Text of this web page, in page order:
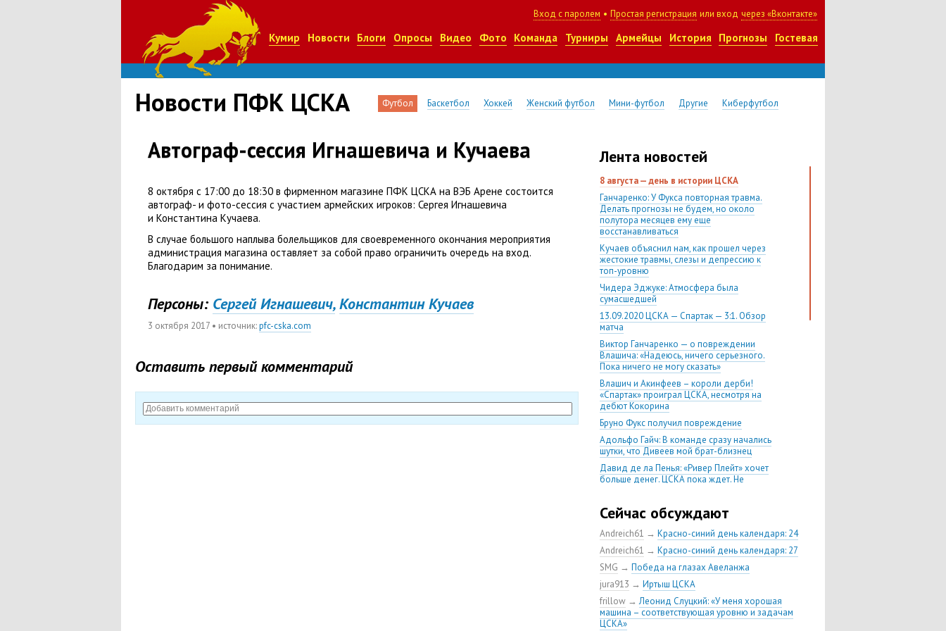
Вход с паролем • Простая регистрация или вход через «Вконтакте»
Кумир Новости Блоги Опросы Видео Фото Команда Турниры Армейцы История Прогнозы Гостевая
Новости ПФК ЦСКА Футбол Баскетбол Хоккей Женский футбол Мини-футбол Другие Киберфутбол
Автограф-сессия Игнашевича и Кучаева
8 октября с 17:00 до 18:30 в фирменном магазине ПФК ЦСКА на ВЭБ Арене состоится
автограф- и фото-сессия с участием армейских игроков: Сергея Игнашевича
и Константина Кучаева.
В случае большого наплыва болельщиков для своевременного окончания мероприятия
администрация магазина оставляет за собой право ограничить очередь на вход.
Благодарим за понимание.
Персоны: Сергей Игнашевич, Константин Кучаев
3 октября 2017 • источник:pfc-cska.com
Оставить первый комментарий
Лента новостей
8 августа — день в истории ЦСКА
Ганчаренко: У Фукса повторная травма.
Делать прогнозы не будем, но около
полутора месяцев ему еще
восстанавливаться
Кучаев объяснил нам, как прошел через
жестокие травмы, слезы и депрессию к
топ-уровню
Чидера Эджуке: Атмосфера была
сумасшедшей
13.09.2020 ЦСКА — Спартак — 3:1. Обзор
матча
Виктор Ганчаренко — о повреждении
Влашича: «Надеюсь, ничего серьезного.
Пока ничего не могу сказать»
Влашич и Акинфеев – короли дерби!
«Спартак» проиграл ЦСКА, несмотря на
дебют Кокорина
Бруно Фукс получил повреждение
Адольфо Гайч: В команде сразу начались
шутки, что Дивеев мой брат-близнец
Давид де ла Пенья: «Ривер Плейт» хочет
больше денег. ЦСКА пока ждет. Не
08.08.2020 Химки — ЦСКА — 0:2. Обзор
матча
Первый матч сезона в РПЛ —
увереннейшая победа ЦСКА. Гончаренко
выпустил 11 россиян в старте
Ганчаренко — о Гайче: «Если покупаем за
большие деньги, значит, рассчитываем как
на основного форварда»
Ганчаренко: «Влашича сложно заменить,
но Кучаеву и Дзагоеву сегодня это
Сейчас обсуждают
Andreich61 → Красно-синий день календаря: 24
Andreich61 → Красно-синий день календаря: 27
SMG → Победа на глазах Авеланжа
jura913 → Иртыш ЦСКА
frillow →Леонид Слуцкий: «У меня хорошая
машина – соответствующая уровню и задачам
ЦСКА»